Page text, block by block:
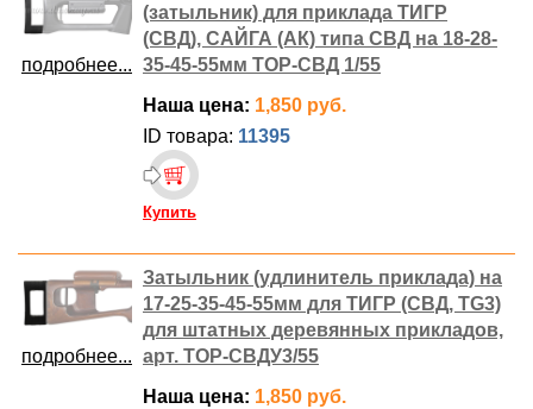
подробнее...
(затыльник) для приклада ТИГР
(СВД), САЙГА (АК) типа СВД на 18-28-
35-45-55мм ТОР-СВД 1/55
Наша цена: 1,850 руб.
ID товара: 11395
Купить
подробнее...
Затыльник (удлинитель приклада) на
17-25-35-45-55мм для ТИГР (СВД, TG3)
для штатных деревянных прикладов,
арт. ТОР-СВДУ3/55
Наша цена: 1,850 руб.